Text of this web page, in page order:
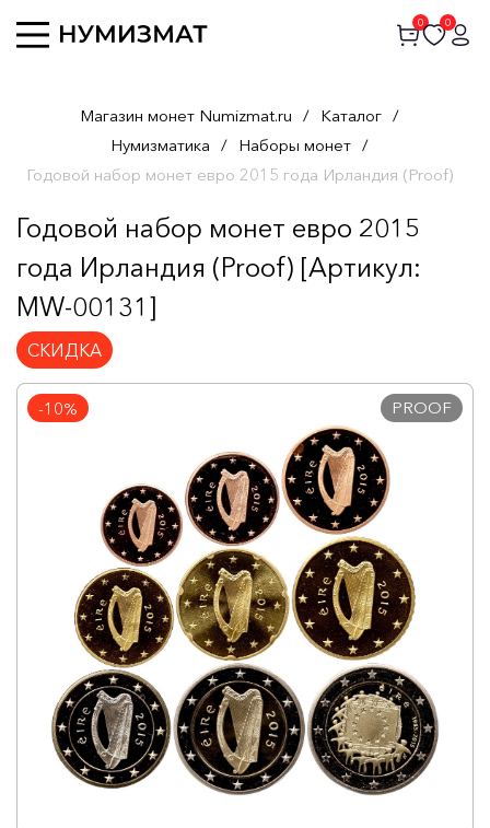
0 0
Магазин монет Numizmat.ru / Каталог /
Нумизматика / Наборы монет /
Годовой набор монет евро 2015 года Ирландия (Proof)
Годовой набор монет евро 2015
года Ирландия (Proof) [Артикул:
MW-00131]
СКИДКА
-10% PROOF